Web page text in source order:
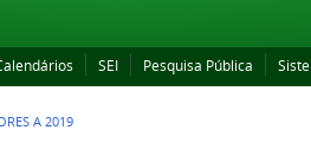
SEI Pesquisa Pública
A 2019